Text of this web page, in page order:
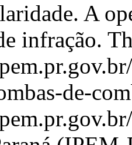
A
infração.
de-